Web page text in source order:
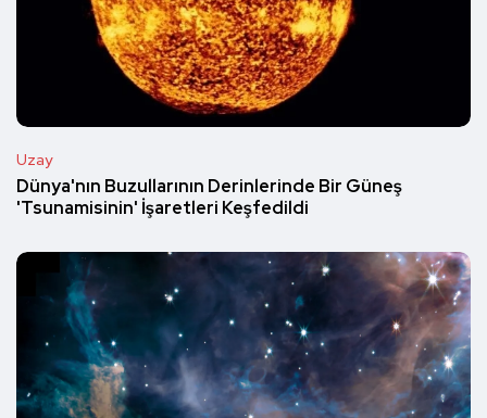
Uzay
Dünya'nın Buzullarının Derinlerinde Bir Güneş
'Tsunamisinin' İşaretleri Keşfedildi